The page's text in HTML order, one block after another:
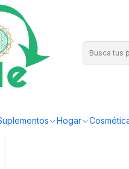
Hogar
Cacao 60g Kiwicha